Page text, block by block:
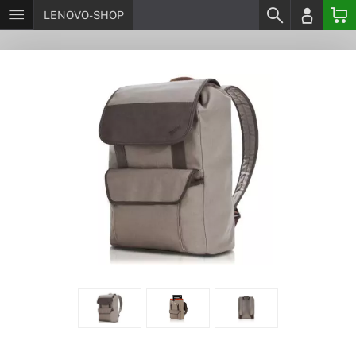
LENOVO-SHOP